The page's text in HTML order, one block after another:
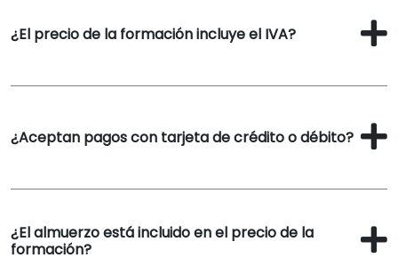
¿El precio de la formación incluye el IVA?
¿Aceptan pagos con tarjeta de crédito o débito?
¿El almuerzo está incluido en el precio de la
formación?